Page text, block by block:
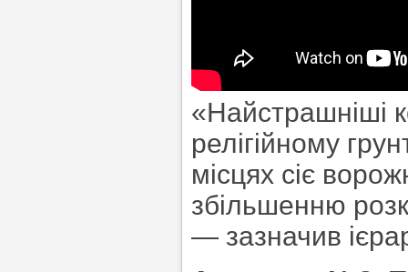
«Найстрашніші
релігійному
місцях сіє
збільшенню
— зазначив